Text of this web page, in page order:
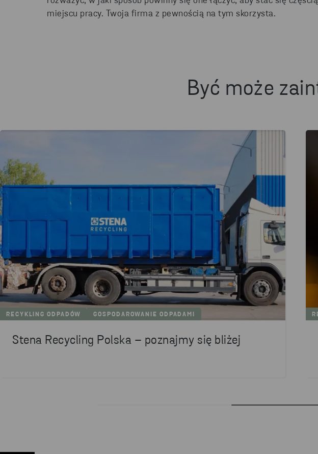
miejscu pracy. Twoja firma z pewnością na tym skorzysta.
Być może
RECYKLING ODPADÓW GOSPODAROWANIE ODPADAMI
Stena Recycling Polska – poznajmy się bliżej